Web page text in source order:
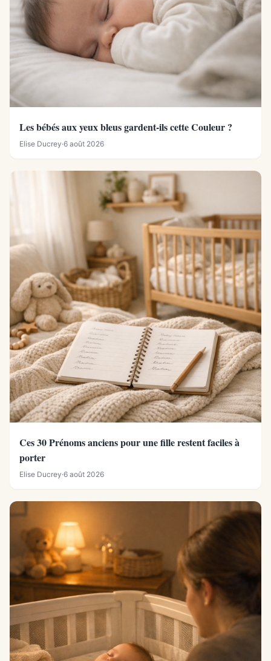
Les bébés aux yeux bleus gardent-ils cette Couleur ?
Elise Ducrey·6 août 2026
Ces 30 Prénoms anciens pour une fille restent faciles à
porter
Elise Ducrey·6 août 2026